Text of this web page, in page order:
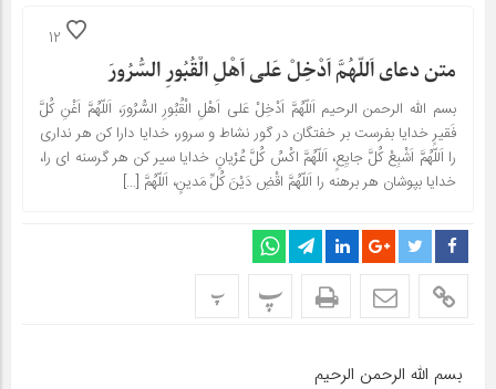
12
متن دعای اَللّهُمَّ اَدْخِلْ عَلى اَهْلِ الْقُبُورِ السُّرُورَ
بسم الله الرحمن الرحیم اَللّهُمَّ اَدْخِلْ عَلى اَهْلِ الْقُبُورِ السُّرُورَ، اَللّهُمَّ اَغْنِ کُلَّ
فَقیرٍ خدایا بفرست بر خفتگان در گور نشاط و سرور، خدایا دارا کن هر ندارى
را اَللّهُمَّ اَشْبِعْ کُلَّ جایِعٍ، اَللّهُمَّ اکْسُ کُلَّ عُرْیانٍ خدایا سیر کن هر گرسنه اى را،
خدایا بپوشان هر برهنه را اَللّهُمَّ اقْضِ دَیْنَ کُلِّ مَدینٍ، اَللّهُمَّ […]
پ پ
بسم الله الرحمن الرحیم